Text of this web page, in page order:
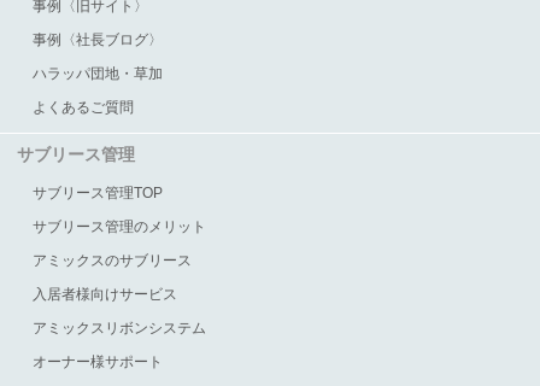
事例〈旧サイト〉
事例〈社長ブログ〉
ハラッパ団地・草加
よくあるご質問
サブリース管理
サブリース管理TOP
サブリース管理のメリット
アミックスのサブリース
入居者様向けサービス
アミックスリボンシステム
オーナー様サポート